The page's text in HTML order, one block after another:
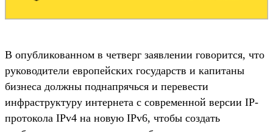
В опубликованном в четверг заявлении говорится, что
руководители европейских государств и капитаны
бизнеса должны поднапрячься и перевести
инфраструктуру интернета с современной версии IP-
протокола IPv4 на новую IPv6, чтобы создать